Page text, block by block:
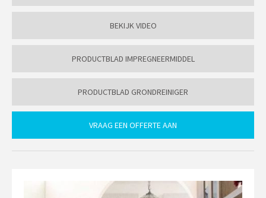
BEKIJK VIDEO
PRODUCTBLAD IMPREGNEERMIDDEL
PRODUCTBLAD GRONDREINIGER
VRAAG EEN OFFERTE AAN